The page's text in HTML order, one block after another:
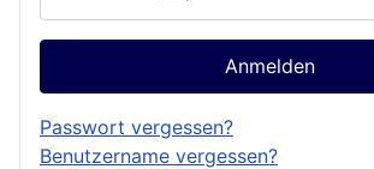
Anmelden
Passwort vergessen?
Benutzername vergessen?